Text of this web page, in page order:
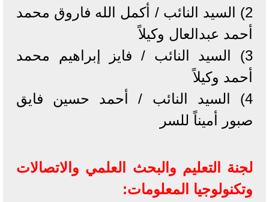
2) السيد النائب / أكمل الله فاروق محمد
أحمد عبدالعال وكيلاً
3) السيد النائب / فايز إبراهيم محمد
أحمد وكيلاً
4) السيد النائب / أحمد حسين فايق
صبور أميناً للسر
لجنة التعليم والبحث العلمي والاتصالات
وتكنولوجيا المعلومات: